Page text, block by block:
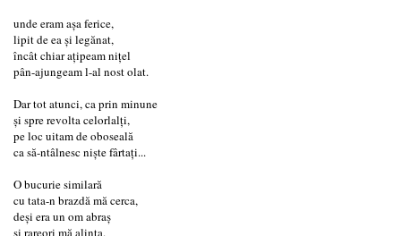
unde eram așa ferice,
lipit de ea și legănat,
încât chiar ațipeam nițel
pân-ajungeam l-al nost olat.
Dar tot atunci, ca prin minune
și spre revolta celorlalți,
pe loc uitam de oboseală
ca să-ntâlnesc niște fârtați...
O bucurie similară
cu tata-n brazdă mă cerca,
deși era un om abraș
și rareori mă alinta.